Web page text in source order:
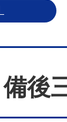
備後